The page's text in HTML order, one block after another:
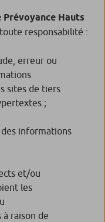
Prévoyance Hauts
responsabilité :
erreur ou
sites de tiers
;
des informations
et/ou
les
à raison de